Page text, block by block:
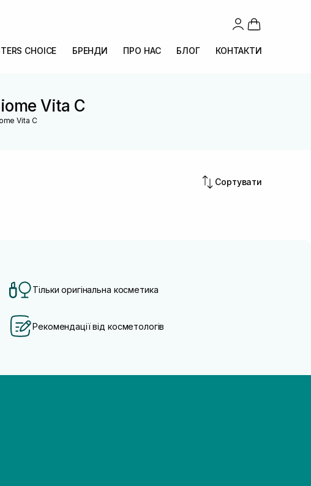
CHOICE БРЕНДИ ПРО НАС БЛОГ КОНТАКТИ
Vita C
Vita C
Сортувати
Тільки оригінальна косметика
Рекомендації від косметологів